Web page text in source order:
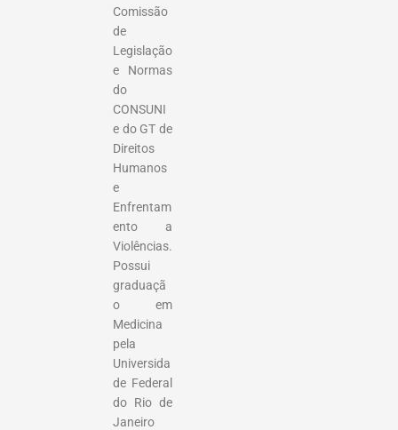
Comissão
de
Legislação
e Normas
do
CONSUNI
e do GT de
Direitos
Humanos
e
Enfrentam
ento a
Violências.
Possui
graduaçã
o em
Medicina
pela
Universida
de Federal
do Rio de
Janeiro